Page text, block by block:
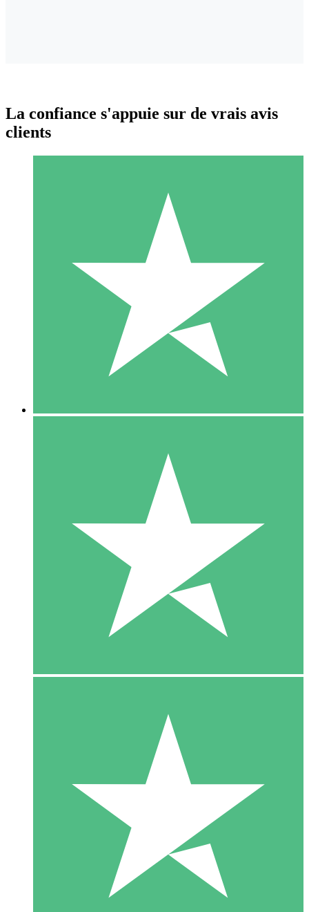
Packs de Crédits Individuels
Payez à l'utilisation avec des crédits de téléchargement. Sans
1 Téléchargement
10 00
10 Téléchargements
20 00
La confiance s'appuie sur de vrais avis
clients